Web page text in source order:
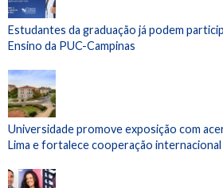
Estudantes da graduação já podem
Ensino da PUC-Campinas
Universidade promove exposição com
Lima e fortalece cooperação internacional